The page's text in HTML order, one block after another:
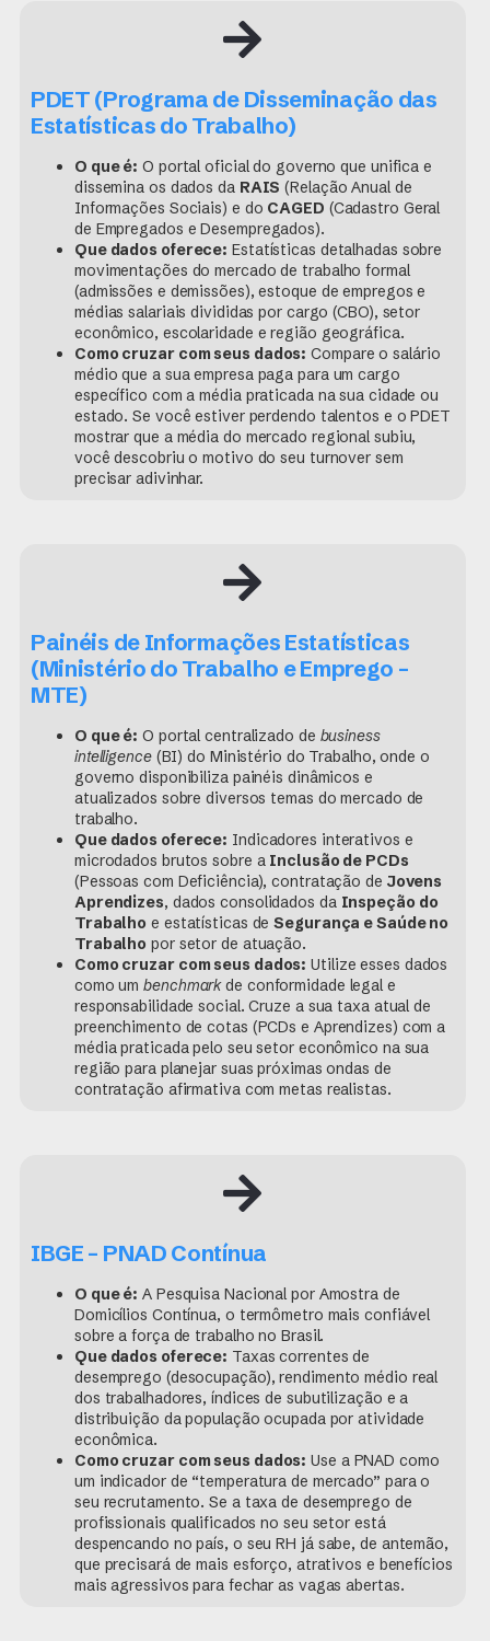
PDET (Programa de Disseminação das
Estatísticas do Trabalho)
O que é: O portal oficial do governo que unifica e
dissemina os dados da RAIS (Relação Anual de
Informações Sociais) e do CAGED (Cadastro Geral
de Empregados e Desempregados).
Que dados oferece: Estatísticas detalhadas sobre
movimentações do mercado de trabalho formal
(admissões e demissões), estoque de empregos e
médias salariais divididas por cargo (CBO), setor
econômico, escolaridade e região geográfica.
Como cruzar com seus dados: Compare o salário
médio que a sua empresa paga para um cargo
específico com a média praticada na sua cidade ou
estado. Se você estiver perdendo talentos e o PDET
mostrar que a média do mercado regional subiu,
você descobriu o motivo do seu turnover sem
precisar adivinhar.
Painéis de Informações Estatísticas
(Ministério do Trabalho e Emprego –
MTE)
O que é: O portal centralizado de business
intelligence(BI) do Ministério do Trabalho, onde o
governo disponibiliza painéis dinâmicos e
atualizados sobre diversos temas do mercado de
trabalho.
Que dados oferece: Indicadores interativos e
microdados brutos sobre a Inclusão de PCDs
(Pessoas com Deficiência), contratação de Jovens
Aprendizes, dados consolidados da Inspeção do
Trabalho e estatísticas deSegurança e Saúde no
Trabalho por setor de atuação.
Como cruzar com seus dados: Utilize esses dados
como umbenchmarkde conformidade legal e
responsabilidade social. Cruze a sua taxa atual de
preenchimento de cotas (PCDs e Aprendizes) com a
média praticada pelo seu setor econômico na sua
região para planejar suas próximas ondas de
contratação afirmativa com metas realistas.
IBGE – PNAD Contínua
O que é: A Pesquisa Nacional por Amostra de
Domicílios Contínua, o termômetro mais confiável
sobre a força de trabalho no Brasil.
Que dados oferece: Taxas correntes de
desemprego (desocupação), rendimento médio real
dos trabalhadores, índices de subutilização e a
distribuição da população ocupada por atividade
econômica.
Como cruzar com seus dados: Use a PNAD como
um indicador de “temperatura de mercado” para o
seu recrutamento. Se a taxa de desemprego de
profissionais qualificados no seu setor está
despencando no país, o seu RH já sabe, de antemão,
que precisará de mais esforço, atrativos e benefícios
mais agressivos para fechar as vagas abertas.